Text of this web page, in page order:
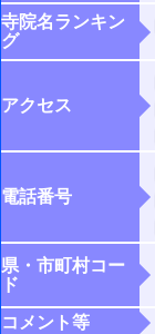
寺院名ランキン
グ
アクセス
電話番号
県・市町村コー
ド
コメント等